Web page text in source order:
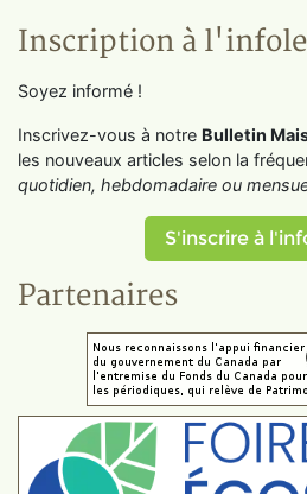
Inscription à
Soyez informé !
Inscrivez-vous à notre Bulletin
les nouveaux articles selon la
quotidien, hebdomadaire ou
S'inscrire à
Partenaires